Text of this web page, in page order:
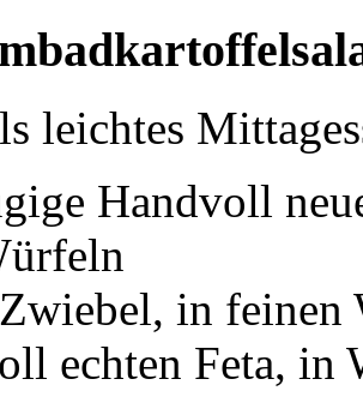
leichtes
Handvoll
in feinen
echten Feta, in